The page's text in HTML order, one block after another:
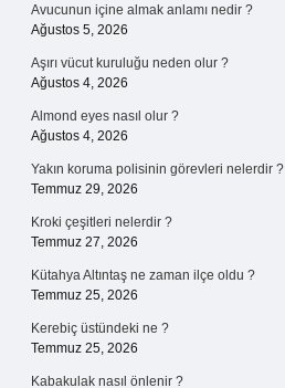
Avucunun içine almak anlamı nedir ?
Ağustos 5, 2026
Aşırı vücut kuruluğu neden olur ?
Ağustos 4, 2026
Almond eyes nasıl olur ?
Ağustos 4, 2026
Yakın koruma polisinin görevleri nelerdir ?
Temmuz 29, 2026
Kroki çeşitleri nelerdir ?
Temmuz 27, 2026
Kütahya Altıntaş ne zaman ilçe oldu ?
Temmuz 25, 2026
Kerebiç üstündeki ne ?
Temmuz 25, 2026
Kabakulak nasıl önlenir ?